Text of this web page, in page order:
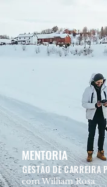
MENTORIA
GESTÃO DE CARREIRA
com William Rosa